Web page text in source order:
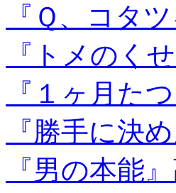
『Ｑ、コタ
『トメのく
『１ヶ月た
『勝手に決
『男の本能